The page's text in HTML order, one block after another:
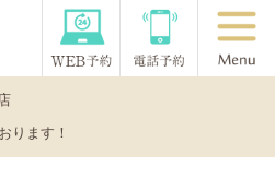
ります！